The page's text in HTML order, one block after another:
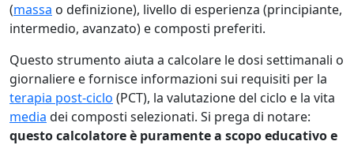
(massa o definizione), livello di esperienza (principiante,
intermedio, avanzato) e composti preferiti.
Questo strumento aiuta a calcolare le dosi settimanali o
giornaliere e fornisce informazioni sui requisiti per la
terapia post-ciclo (PCT), la valutazione del ciclo e la vita
media dei composti selezionati. Si prega di notare:
questo calcolatore è puramente a scopo educativo e